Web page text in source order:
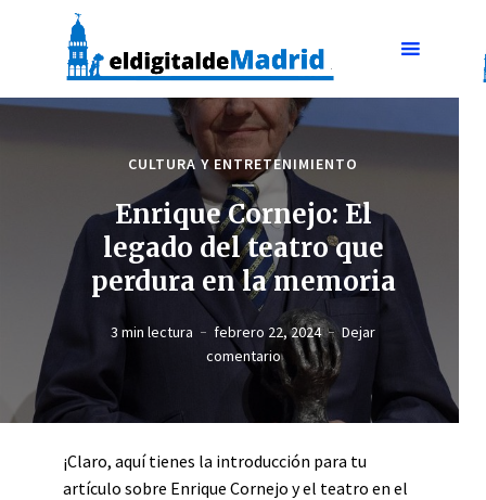
CULTURA Y ENTRETENIMIENTO
Enrique Cornejo: El
legado del teatro que
perdura en la memoria
3 min lectura febrero 22, 2024
Dejar
comentario
¡Claro, aquí tienes la introducción para tu
artículo sobre Enrique Cornejo y el teatro en el